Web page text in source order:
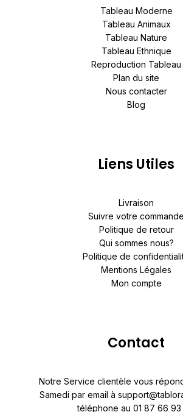
Tableau Moderne
Tableau Animaux
Tableau Nature
Tableau Ethnique
Reproduction Tableau
Plan du site
Nous contacter
Blog
Liens Utiles
Livraison
Suivre votre commande
Politique de retour
Qui sommes nous?
Politique de
Mentions Légales
Mon compte
Contact
Notre Service clientèle vous
Samedi par email à
téléphone au 01 87 66 93